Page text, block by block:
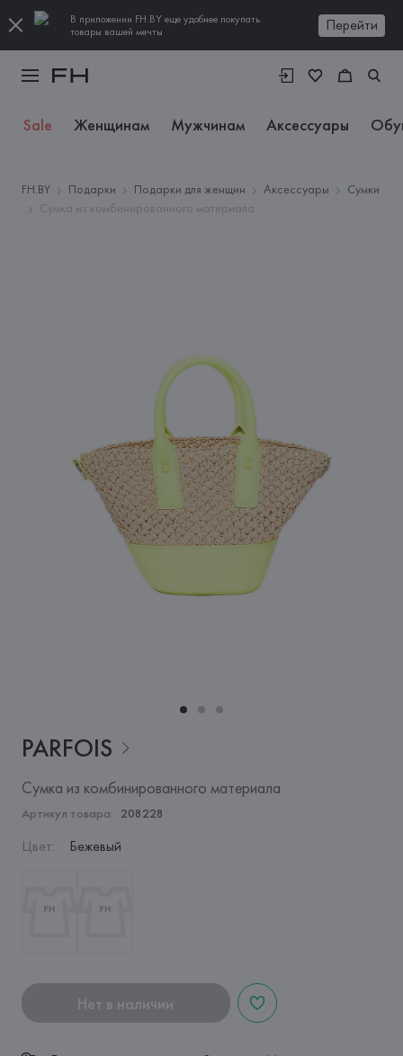
В приложении FH.BY еще удобнее покупать
товары вашей мечты
Перейти
Sale Женщинам Мужчинам Аксессуары
FH.BY Подарки Подарки для женщин Аксессуары
Сумки
Сумка из комбинированного материала
PARFOIS
Сумка из комбинированного материала
Артикул товара: 208228
Цвет: Бежевый
Нет в наличии